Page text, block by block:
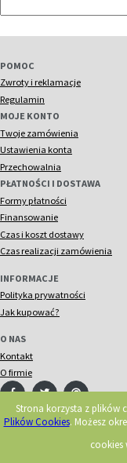
Strona korzysta z plików
Plików Cookies. Możesz
cookies
POMOC
Zwroty i reklamacje
Regulamin
MOJE KONTO
Twoje zamówienia
Ustawienia konta
Przechowalnia
PŁATNOŚCI I DOSTAWA
Formy płatności
Finansowanie
Czas i koszt dostawy
Czas realizacji zamówienia
INFORMACJE
Polityka prywatności
Jak kupować?
O NAS
Kontakt
O firmie
© 2018 Acorn. Wszelkie prawa